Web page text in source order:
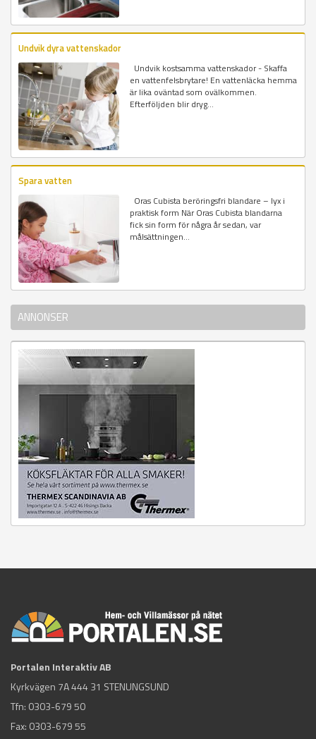
Undvik dyra vattenskador
Undvik kostsamma vattenskador - Skaffa
en vattenfelsbrytare! En vattenläcka hemma
är lika oväntad som ovälkommen.
Efterföljden blir dryg...
Spara vatten
Oras Cubista beröringsfri blandare – lyx i
praktisk form När Oras Cubista blandarna
fick sin form för några år sedan, var
målsättningen...
ANNONSER
Portalen Interaktiv AB
Kyrkvägen 7A 444 31 STENUNGSUND
Tfn: 0303-679 50
Fax: 0303-679 55